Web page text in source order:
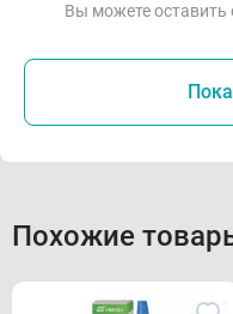
Вы можете оставить
Похожие